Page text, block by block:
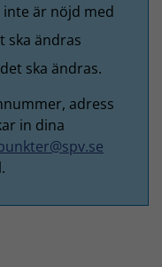
är nöjd med
ska ändras
ska ändras.
adress
in dina